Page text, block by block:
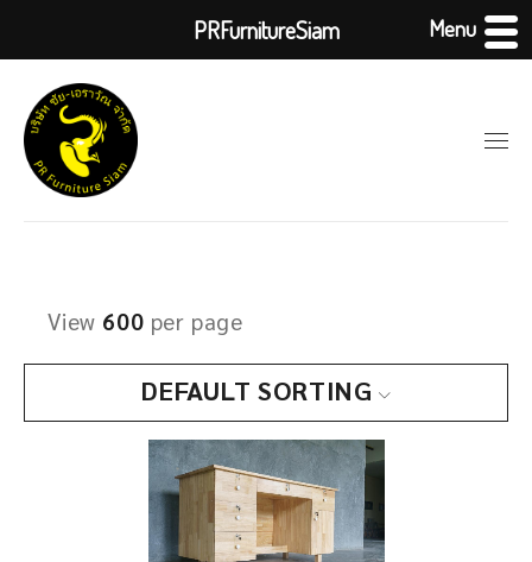
DEFAULT SORTING
View 600 per page
PRFurnitureSiam Menu